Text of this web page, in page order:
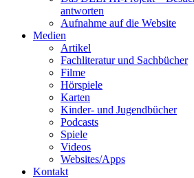
antworten
Aufnahme auf die Website
Medien
Artikel
Fachliteratur und Sachbücher
Filme
Hörspiele
Karten
Kinder- und Jugendbücher
Podcasts
Spiele
Videos
Websites/Apps
Kontakt